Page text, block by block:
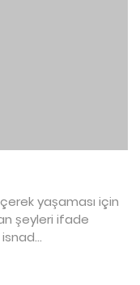
içerek yaşaması için
şeyleri ifade